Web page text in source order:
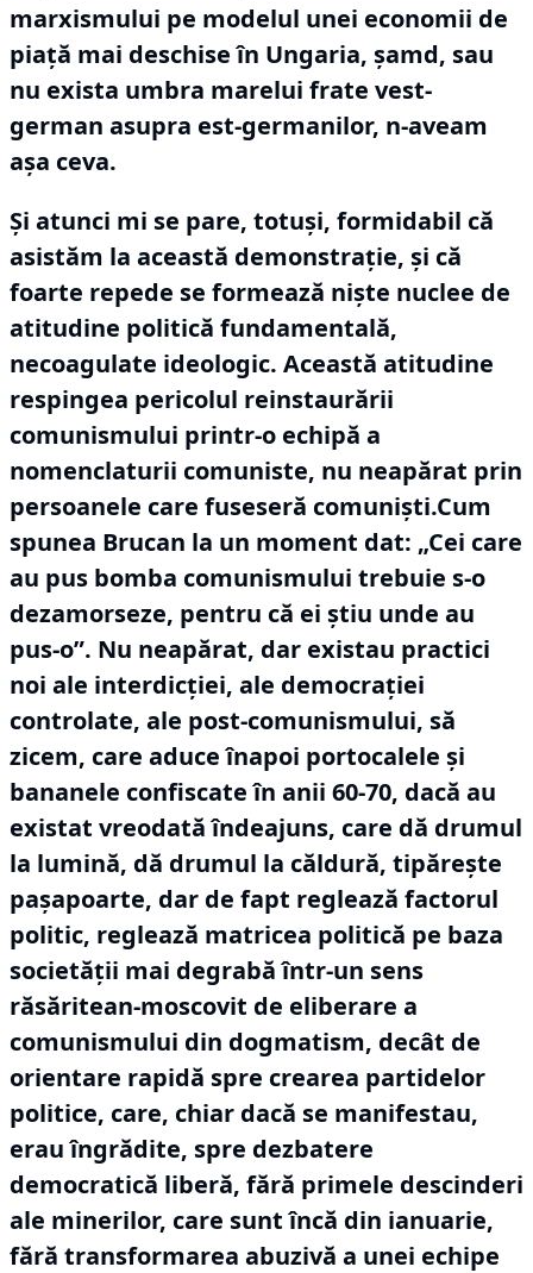
marxismului pe modelul unei economii de
piață mai deschise în Ungaria, șamd, sau
nu exista umbra marelui frate vest-
german asupra est-germanilor, n-aveam
așa ceva.
Și atunci mi se pare, totuși, formidabil că
asistăm la această demonstrație, și că
foarte repede se formează niște nuclee de
atitudine politică fundamentală,
necoagulate ideologic. Această atitudine
respingea pericolul reinstaurării
comunismului printr-o echipă a
nomenclaturii comuniste, nu neapărat prin
persoanele care fuseseră comuniști.Cum
spunea Brucan la un moment dat: „Cei care
au pus bomba comunismului trebuie s-o
dezamorseze, pentru că ei știu unde au
pus-o”. Nu neapărat, dar existau practici
noi ale interdicției, ale democrației
controlate, ale post-comunismului, să
zicem, care aduce înapoi portocalele și
bananele confiscate în anii 60-70, dacă au
existat vreodată îndeajuns, care dă drumul
la lumină, dă drumul la căldură, tipărește
pașapoarte, dar de fapt reglează factorul
politic, reglează matricea politică pe baza
societății mai degrabă într-un sens
răsăritean-moscovit de eliberare a
comunismului din dogmatism, decât de
orientare rapidă spre crearea partidelor
politice, care, chiar dacă se manifestau,
erau îngrădite, spre dezbatere
democratică liberă, fără primele descinderi
ale minerilor, care sunt încă din ianuarie,
fără transformarea abuzivă a unei echipe